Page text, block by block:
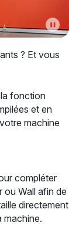
? Et vous
fonction
et en
machine
compléter
ou Wall afin de
directement
machine.